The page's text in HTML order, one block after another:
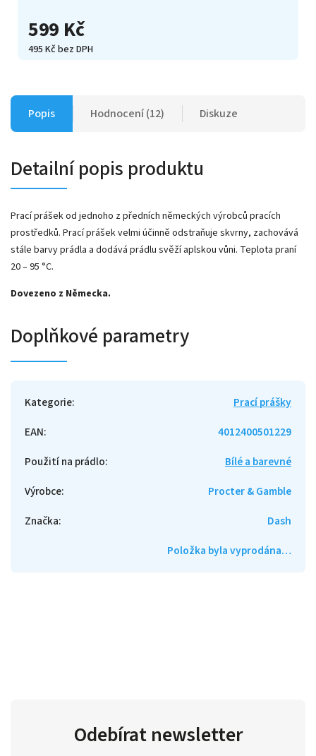
599 Kč
495 Kč bez DPH
Popis Hodnocení (12) Diskuze
Detailní popis produktu
Prací prášek od jednoho z předních německých výrobců pracích
prostředků. Prací prášek velmi účinně odstraňuje skvrny, zachovává
stále barvy prádla a dodává prádlu svěží aplskou vůni. Teplota praní
20 – 95 °C.
Dovezeno z Německa.
Doplňkové parametry
Kategorie:
Prací prášky
EAN:
4012400501229
Použití na prádlo:
Bílé a barevné
Výrobce:
Procter & Gamble
Značka:
Dash
Položka byla vyprodána…
Odebírat newsletter